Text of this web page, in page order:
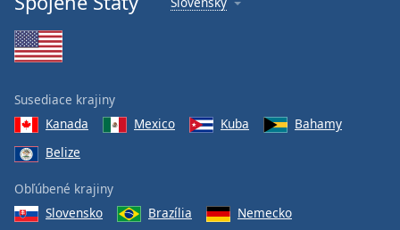
Susediace krajiny
Kanada
Mexico Kuba
Bahamy
Belize
Obľúbené krajiny
Slovensko
Brazília
Nemecko